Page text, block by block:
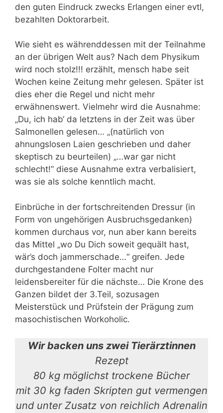
den guten Eindruck zwecks Erlangen einer evtl,
bezahlten Doktorarbeit.
Wie sieht es währenddessen mit der Teilnahme
an der übrigen Welt aus? Nach dem Physikum
wird noch stolz!!! erzählt, mensch habe seit
Wochen keine Zeitung mehr gelesen. Später ist
dies eher die Regel und nicht mehr
erwähnenswert. Vielmehr wird die Ausnahme:
„Du, ich hab‘ da letztens in der Zeit was über
Salmonellen gelesen… „(natürlich von
ahnungslosen Laien geschrieben und daher
skeptisch zu beurteilen) „…war gar nicht
schlecht!“ diese Ausnahme extra verbalisiert,
was sie als solche kenntlich macht.
Einbrüche in der fortschreitenden Dressur (in
Form von ungehörigen Ausbruchsgedanken)
kommen durchaus vor, nun aber kann bereits
das Mittel „wo Du Dich soweit gequält hast,
wär’s doch jammerschade…“ greifen. Jede
durchgestandene Folter macht nur
leidensbereiter für die nächste… Die Krone des
Ganzen bildet der 3.Teil, sozusagen
Meisterstück und Prüfstein der Prägung zum
masochistischen Workoholic.
Wir backen uns zwei Tierärztinnen
Rezept
80 kg möglichst trockene Bücher
mit 30 kg faden Skripten gut vermengen
und unter Zusatz von reichlich Adrenalin